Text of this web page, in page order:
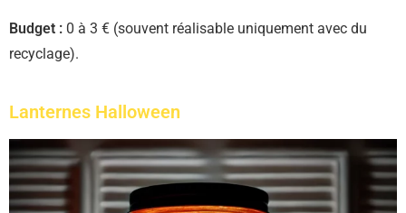
Budget : 0 à 3 € (souvent réalisable uniquement avec du
recyclage).
Lanternes Halloween